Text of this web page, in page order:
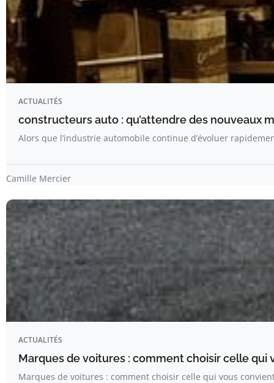
ACTUALITÉS
constructeurs auto : qu’attendre des nouveaux
Alors que l’industrie automobile continue d’évoluer
Camille Mercier
ACTUALITÉS
Marques de voitures : comment choisir celle qui
Marques de voitures : comment choisir celle qui vous